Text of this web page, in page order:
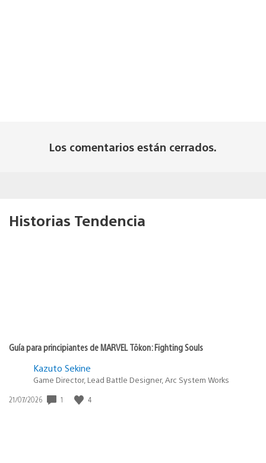
Los comentarios están cerrados.
Historias Tendencia
Guía para principiantes de MARVEL Tōkon: Fighting Souls
Kazuto Sekine
Game Director, Lead Battle Designer, Arc System Works
Fecha
21/07/2026 1 4